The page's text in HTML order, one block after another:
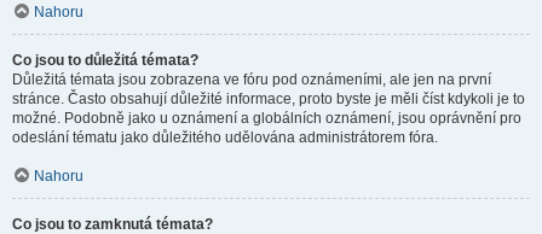
Nahoru
Co jsou to důležitá témata?
Důležitá témata jsou zobrazena ve fóru pod oznámeními, ale jen na první
stránce. Často obsahují důležité informace, proto byste je měli číst kdykoli je to
možné. Podobně jako u oznámení a globálních oznámení, jsou oprávnění pro
odeslání tématu jako důležitého udělována administrátorem fóra.
Nahoru
Co jsou to zamknutá témata?